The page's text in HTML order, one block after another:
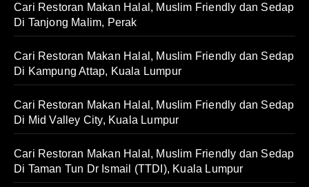
Cari Restoran Makan Halal, Muslim Friendly dan Sedap
Di Tanjong Malim, Perak
Cari Restoran Makan Halal, Muslim Friendly dan Sedap
Di Kampung Attap, Kuala Lumpur
Cari Restoran Makan Halal, Muslim Friendly dan Sedap
Di Mid Valley City, Kuala Lumpur
Cari Restoran Makan Halal, Muslim Friendly dan Sedap
Di Taman Tun Dr Ismail (TTDI), Kuala Lumpur